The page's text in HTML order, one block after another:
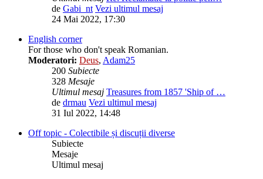
de Gabi_nt Vezi ultimul mesaj
24 Mai 2022, 17:30
English corner
For those who don't speak Romanian.
Moderatori: Deus, Adam25
200 Subiecte
328 Mesaje
Ultimul mesaj Treasures from 1857 'Ship of …
de drmau Vezi ultimul mesaj
31 Iul 2022, 14:48
Off topic - Colectibile și discuții diverse
Subiecte
Mesaje
Ultimul mesaj